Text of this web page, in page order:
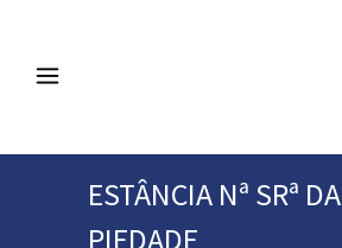
ESTÂNCIA Nª SRª DA
PIEDADE